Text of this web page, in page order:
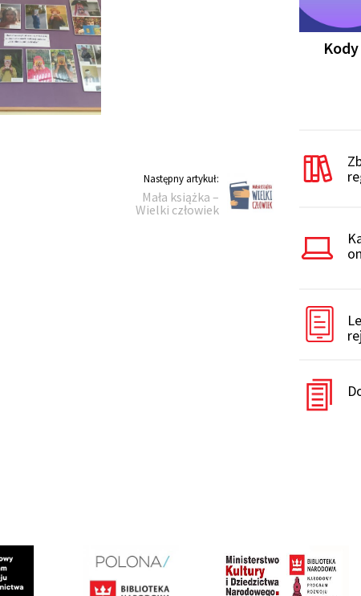
Następny artykuł:
Następny
artykuł:Mała książka –
Wielki człowiek